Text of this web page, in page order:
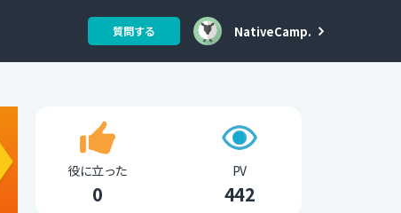
質問する NativeCamp.
役に立った
0
PV
442